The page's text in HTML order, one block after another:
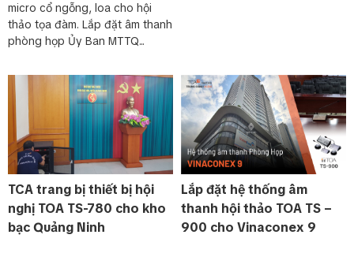
micro cổ ngỗng, loa cho hội
thảo tọa đàm. Lắp đặt âm thanh
phòng họp Ủy Ban MTTQ...
TCA trang bị thiết bị hội
nghị TOA TS-780 cho kho
bạc Quảng Ninh
Lắp đặt hệ thống âm
thanh hội thảo TOA TS –
900 cho Vinaconex 9